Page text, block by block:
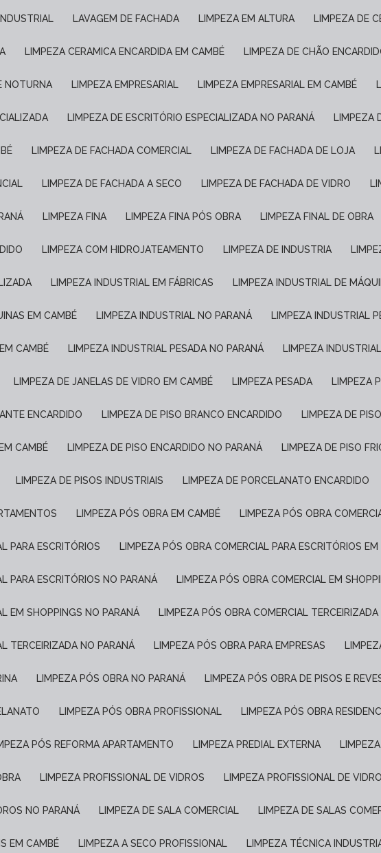
LAVAGEM DE FACHADA LIMPEZA EM ALTURA LIMPEZA DE
LIMPEZA CERAMICA ENCARDIDA EM CAMBÉ LIMPEZA DE CHÃO
NOTURNA LIMPEZA EMPRESARIAL LIMPEZA EMPRESARIAL EM CAMBÉ
LIMPEZA DE ESCRITÓRIO ESPECIALIZADA NO PARANÁ
LIMPEZA DE FACHADA COMERCIAL LIMPEZA DE FACHADA DE LOJA
LIMPEZA DE FACHADA A SECO LIMPEZA DE FACHADA DE VIDRO
LIMPEZA FINA LIMPEZA FINA PÓS OBRA LIMPEZA FINAL DE OBRA
LIMPEZA COM HIDROJATEAMENTO LIMPEZA DE INDUSTRIA
LIMPEZA INDUSTRIAL EM FÁBRICAS LIMPEZA INDUSTRIAL DE
EM CAMBÉ LIMPEZA INDUSTRIAL NO PARANÁ LIMPEZA INDUSTRIAL
CAMBÉ LIMPEZA INDUSTRIAL PESADA NO PARANÁ LIMPEZA
LIMPEZA DE JANELAS DE VIDRO EM CAMBÉ LIMPEZA PESADA LIMPEZA
ENCARDIDO LIMPEZA DE PISO BRANCO ENCARDIDO LIMPEZA DE
CAMBÉ LIMPEZA DE PISO ENCARDIDO NO PARANÁ LIMPEZA DE PISO
LIMPEZA DE PISOS INDUSTRIAIS LIMPEZA DE PORCELANATO ENCARDIDO
LIMPEZA PÓS OBRA EM CAMBÉ LIMPEZA PÓS OBRA
PARA ESCRITÓRIOS LIMPEZA PÓS OBRA COMERCIAL PARA ESCRITÓRIOS
PARA ESCRITÓRIOS NO PARANÁ LIMPEZA PÓS OBRA COMERCIAL EM
EM SHOPPINGS NO PARANÁ LIMPEZA PÓS OBRA COMERCIAL
TERCEIRIZADA NO PARANÁ LIMPEZA PÓS OBRA PARA EMPRESAS
LIMPEZA PÓS OBRA NO PARANÁ LIMPEZA PÓS OBRA DE PISOS E
LIMPEZA PÓS OBRA PROFISSIONAL LIMPEZA PÓS OBRA
PÓS REFORMA APARTAMENTO LIMPEZA PREDIAL EXTERNA
LIMPEZA PROFISSIONAL DE VIDROS LIMPEZA PROFISSIONAL DE
NO PARANÁ LIMPEZA DE SALA COMERCIAL LIMPEZA DE SALAS
EM CAMBÉ LIMPEZA A SECO PROFISSIONAL LIMPEZA TÉCNICA